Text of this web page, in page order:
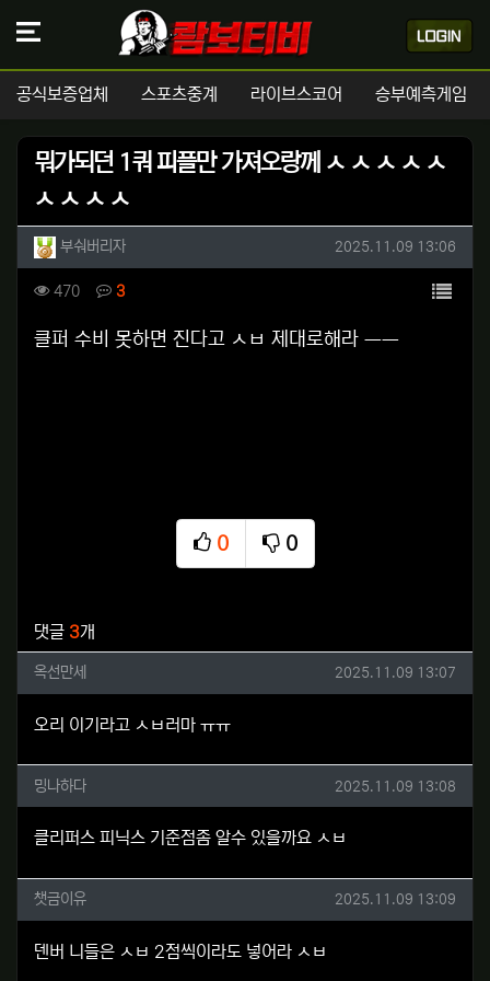
공식보증업체 스포츠중계 라이브스코어 승부예측게임
뭐가되던 1쿼 피플만 가져오랑께 ㅅ ㅅ ㅅ ㅅ ㅅ
ㅅ ㅅ ㅅ ㅅ
작성자 정보
부숴버리자작성 작성일
2025.11.09 13:06
컨텐츠 정보
470조회 3댓글 목록
본문
클퍼 수비 못하면 진다고 ㅅㅂ 제대로해라 ㅡㅡ
0
추천
0
비추천
댓글 3개
옥선만세님의 댓글
옥선만세 작성일
2025.11.09 13:07
오리 이기라고 ㅅㅂ러마 ㅠㅠ
밍나하다님의 댓글
밍나하다 작성일
2025.11.09 13:08
클리퍼스 피닉스 기준점좀 알수 있을까요 ㅅㅂ
챗금이유님의 댓글
챗금이유 작성일
2025.11.09 13:09
덴버 니들은 ㅅㅂ 2점씩이라도 넣어라 ㅅㅂ